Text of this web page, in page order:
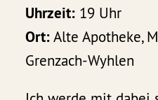
Uhrzeit: 19 Uhr
Ort:Alte Apotheke,
Grenzach-Wyhlen